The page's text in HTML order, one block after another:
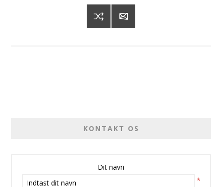
KONTAKT OS
Dit navn
*